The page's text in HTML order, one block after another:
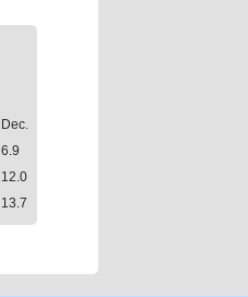
Dec.
6.9
12.0
13.7